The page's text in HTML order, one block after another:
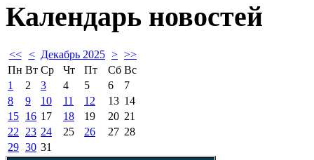
Календарь новостей
<< < Декабрь 2025 > >>
Пн Вт Ср Чт Пт Сб Вс
1
2 3 4 5 6
7
8
9 10 11 12 13 14
15 16 17 18 19 20 21
22
23 24 25 26 27 28
29 30 31